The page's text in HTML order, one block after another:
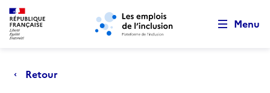
Aller au menu principal Aller au contenu principal
Menu
Retour
Retour au début de la page
Panneau de gestion des cookies